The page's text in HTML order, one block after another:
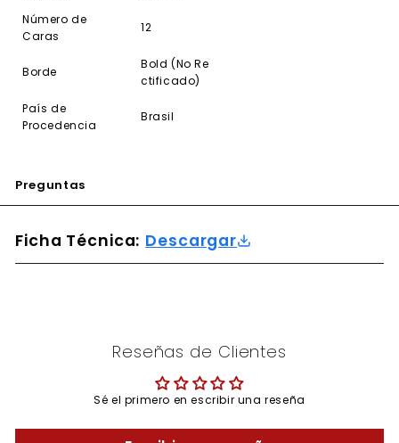
Número de
Caras
12
Borde
Bold (No Re
ctificado)
País de
Procedencia
Brasil
Preguntas
Ficha Técnica: Descargar
Reseñas de Clientes
Sé el primero en escribir una reseña